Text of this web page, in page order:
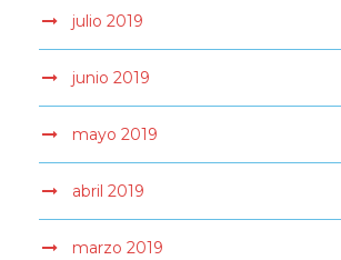
julio 2019
junio 2019
mayo 2019
abril 2019
marzo 2019